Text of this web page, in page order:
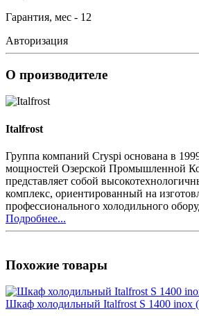
Гарантия, мес - 12
Авторизация
О производителе
Italfrost
Группа компаний Cryspi основана в
мощностей Озерской Промышленной
представляет собой
комплекс, ориентированный на
профессионального холодильного
Подробнее...
Похожие товары
Шкаф холодильный Italfrost S 1400